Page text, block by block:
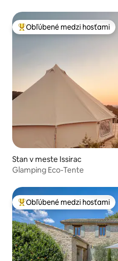
Najobľúbenejšie medzi hosťami
Obľúbené medzi hosťami
Stan v meste Issirac
Glamping Eco-Tente
Najobľúbenejšie medzi hosťami
Obľúbené medzi hosťami